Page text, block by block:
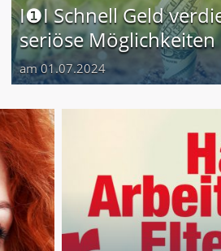
I❶I Schnell Geld
seriöse Möglichkeiten
am 01.07.2024